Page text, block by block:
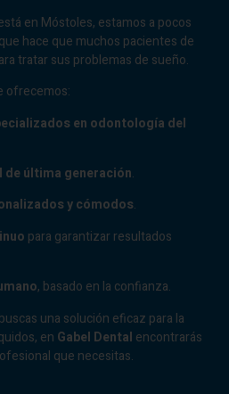
en Móstoles, estamos a pocos
hace que muchos pacientes de
tratar sus problemas de sueño.
ofrecemos:
en odontología del
última generación.
y cómodos.
para garantizar resultados
, basado en la confianza.
una solución eficaz para la
en Gabel Dental encontrarás
que necesitas.